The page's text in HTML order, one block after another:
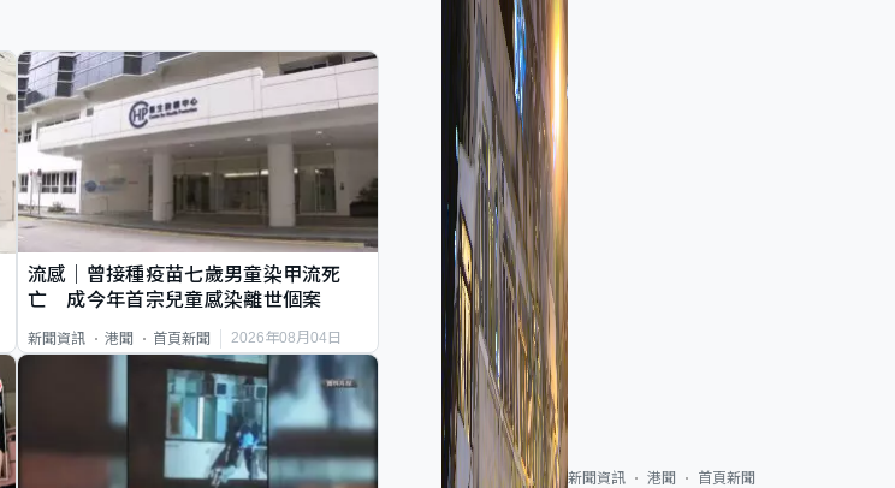
流感｜曾接種疫苗七歲男童染甲流死
亡 成今年首宗兒童感染離世個案
新聞資訊 港聞 首頁新聞 2026年08月04日
新聞資訊 港聞 首頁新聞